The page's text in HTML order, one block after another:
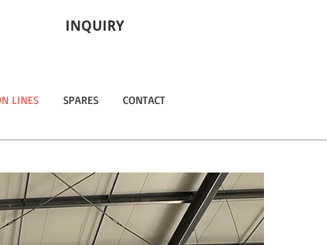
INQUIRY
LINES SPARES CONTACT